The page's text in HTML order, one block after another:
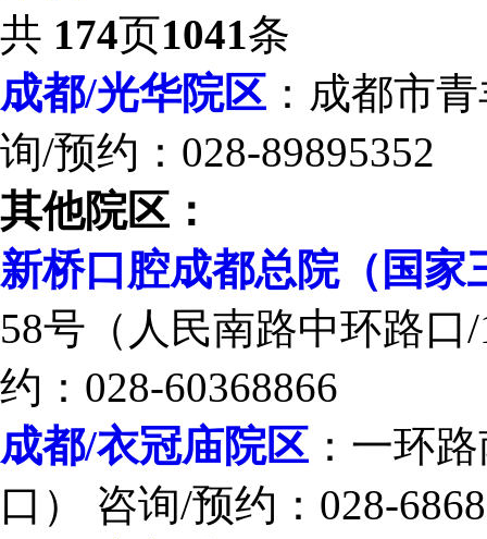
共 174页1041条
成都/光华院区 ：成都市
询/预约：028-89895352
其他院区：
新桥口腔成都总院（国家
58号（人民南路中环路
约：028-60368866
成都/衣冠庙院区 ：一环
口） 咨询/预约：028-